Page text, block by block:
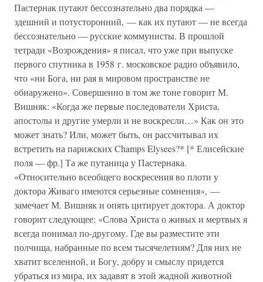
Пастернак путают бессознательно два порядка —
здешний и потусторонний, — как их путают — не всегда
бессознательно — русские коммунисты. В прошлой
тетради «Возрождения» я писал, что уже при выпуске
первого спутника в 1958 г. московское радио объявило,
что «ни Бога, ни рая в мировом пространстве не
обнаружено». Совершенно в том же тоне говорит М.
Вишняк: «Когда же первые последователи Христа,
апостолы и другие умерли и не воскресли…» Как он это
может знать? Или, может быть, он рассчитывал их
встретить на парижских Champs Elysees?* [* Елисейские
поля — фр.] Та же путаница у Пастернака.
«Относительно всеобщего воскресения во плоти у
доктора Живаго имеются серьезные сомнения», —
замечает М. Вишняк и опять цитирует доктора. А доктор
говорит следующее: «Слова Христа о живых и мертвых я
всегда понимал по-другому. Где вы разместите эти
полчища, набранные по всем тысячелетиям? Для них не
хватит вселенной, и Богу, добру и смыслу придется
убраться из мира, их задавят в этой жадной животной